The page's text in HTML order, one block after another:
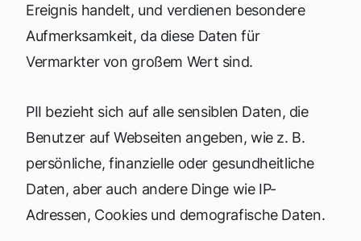
Ereignis handelt, und verdienen besondere
Aufmerksamkeit, da diese Daten für
Vermarkter von großem Wert sind.
PII bezieht sich auf alle sensiblen Daten, die
Benutzer auf Webseiten angeben, wie z. B.
persönliche, finanzielle oder gesundheitliche
Daten, aber auch andere Dinge wie IP-
Adressen, Cookies und demografische Daten.